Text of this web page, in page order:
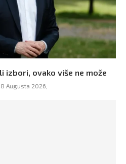
izbori, ovako više ne može
Augusta 2026,